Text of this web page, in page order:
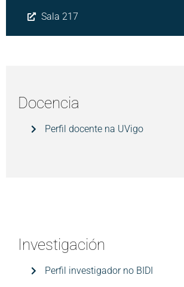
Sala 217
Docencia
Perfil docente na UVigo
Investigación
Perfil investigador no BIDI